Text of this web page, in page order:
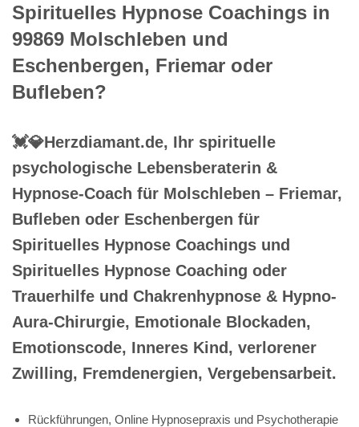
Spirituelles Hypnose Coachings in
99869 Molschleben und
Eschenbergen, Friemar oder
Bufleben?
💓️💎Herzdiamant.de, Ihr spirituelle
psychologische Lebensberaterin &
Hypnose-Coach für Molschleben – Friemar,
Bufleben oder Eschenbergen für
Spirituelles Hypnose Coachings und
Spirituelles Hypnose Coaching oder
Trauerhilfe und Chakrenhypnose & Hypno-
Aura-Chirurgie, Emotionale Blockaden,
Emotionscode, Inneres Kind, verlorener
Zwilling, Fremdenergien, Vergebensarbeit.
Rückführungen, Online Hypnosepraxis und Psychotherapie